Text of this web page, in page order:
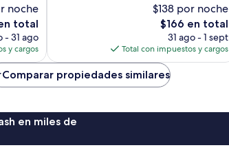
noche
total
- 31 ago
y cargos
$138 por noche
El
precio
actual
es
de
$166
$166 en total
31 ago - 1 sept
Total con impuestos y cargos
Comparar propiedades similares
en miles de